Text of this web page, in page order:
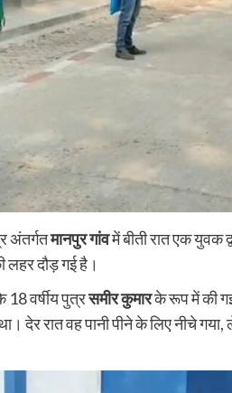
अंतर्गतमानपुर गांवमें बीती रात एक युवक
लहर दौड़ गई है।
18 वर्षीय पुत्रसमीर कुमारके रूप में की
देर रात वह पानी पीने के लिए नीचे
झमाझम
करने को
shankar